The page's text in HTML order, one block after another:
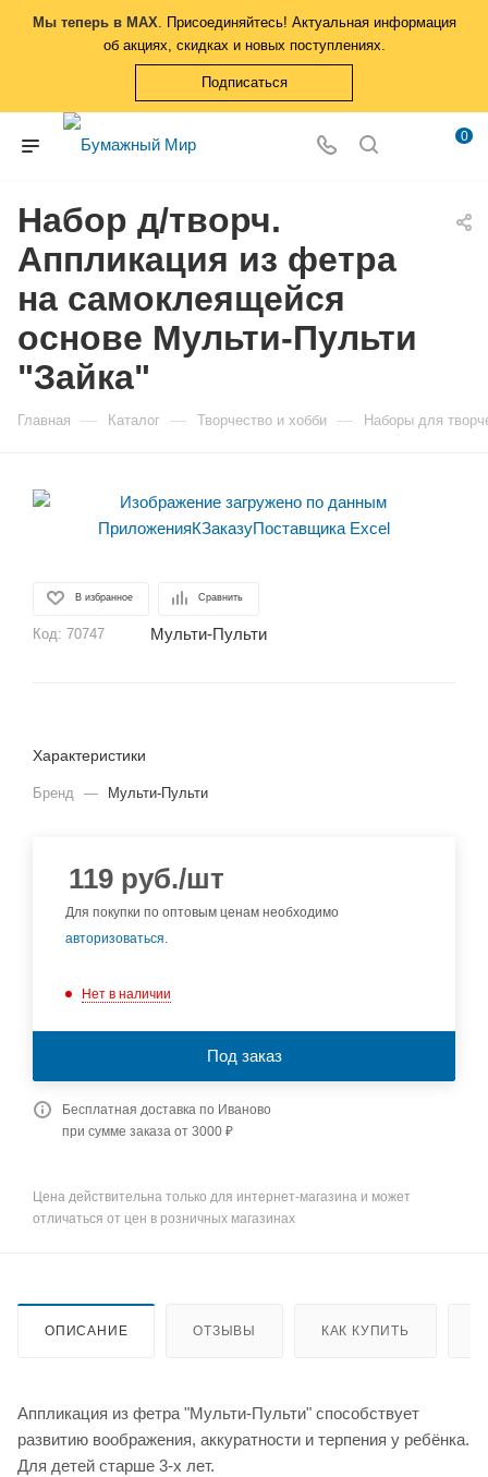
Мы теперь в MAX. Присоединяйтесь! Актуальная информация
об акциях, скидках и новых поступлениях.
Подписаться
0
Набор д/творч.
Аппликация из фетра
на самоклеящейся
основе Мульти-Пульти
"Зайка"
Главная — Каталог — Творчество и хобби — Наборы для
В избранное Сравнить
Код: 70747 Мульти-Пульти
Характеристики
Бренд — Мульти-Пульти
119 руб./шт
Для покупки по оптовым ценам необходимо
авторизоваться.
Нет в наличии
Под заказ
Бесплатная доставка по Иваново
при сумме заказа от 3000 ₽
Цена действительна только для интернет-магазина и может
отличаться от цен в розничных магазинах
ОПИСАНИЕ ОТЗЫВЫ КАК КУПИТЬ
Аппликация из фетра "Мульти-Пульти" способствует
развитию воображения, аккуратности и терпения у ребёнка.
Для детей старше 3-х лет.